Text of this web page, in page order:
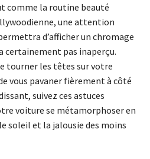
comme la routine beauté
une attention
d’afficher un chromage
certainement pas inaperçu.
tourner les têtes sur votre
vous pavaner fièrement à côté
suivez ces astuces
voiture se métamorphoser en
et la jalousie des moins